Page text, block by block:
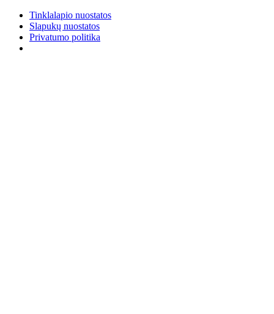
Tinklalapio nuostatos
Slapukų nuostatos
Privatumo politika